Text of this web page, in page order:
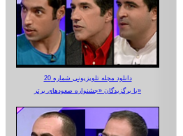
دانلود مجله تلویزیونی شماره 20
با برگزیدگان «جشنواره صعودهای برتر»